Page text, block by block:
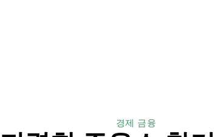
경제 금융